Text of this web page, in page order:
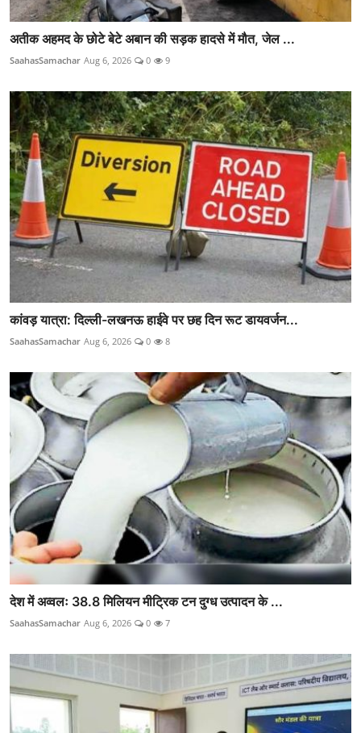
अतीक अहमद के छोटे बेटे अबान की सड़क हादसे में मौत, जेल ...
SaahasSamachar Aug 6, 2026 0 9
कांवड़ यात्रा: दिल्ली-लखनऊ हाईवे पर छह दिन रूट डायवर्जन...
SaahasSamachar Aug 6, 2026 0 8
देश में अव्वलः 38.8 मिलियन मीट्रिक टन दुग्ध उत्पादन के ...
SaahasSamachar Aug 6, 2026 0 7